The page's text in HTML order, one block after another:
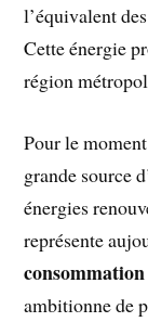
l’équivalent
Cette énergie
région
Pour le
grande source
énergies
représente
ambitionne de